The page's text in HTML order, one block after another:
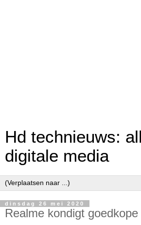
Hd technieuws:
digitale media
dinsdag 26 mei 2020
Realme kondigt